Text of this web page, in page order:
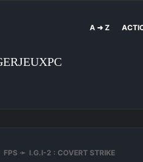
A ➜ Z
FPS ➛ I.G.I-2 : COVERT STRIKE